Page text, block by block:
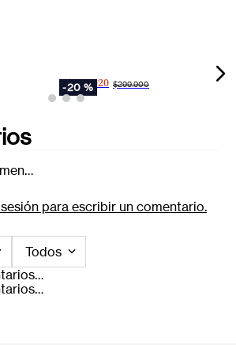
-20 %
$239.920 $299.900
para escribir un comentario.
Todos